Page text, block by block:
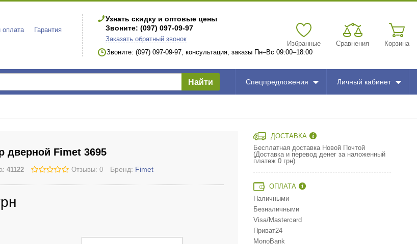
оплата
Гарантия
Узнать скидку и оптовые цены
Звоните: (097) 097-09-97
Заказать обратный звонок
Звоните: (097) 097-09-97, консультация, заказы Пн–Вс 09:00–18:00
Избранные Сравнения Корзина
Найти Спецпредложения Личный кабинет
дверной Fimet 3695
41122 Отзывы: 0 Бренд: Fimet
ДОСТАВКА
Бесплатная доставка Новой Почтой
(Доставка и перевод денег за наложенный
платеж 0 грн)
ОПЛАТА
Наличными
Безналичными
Visa/Mastercard
Приват24
MonoBank